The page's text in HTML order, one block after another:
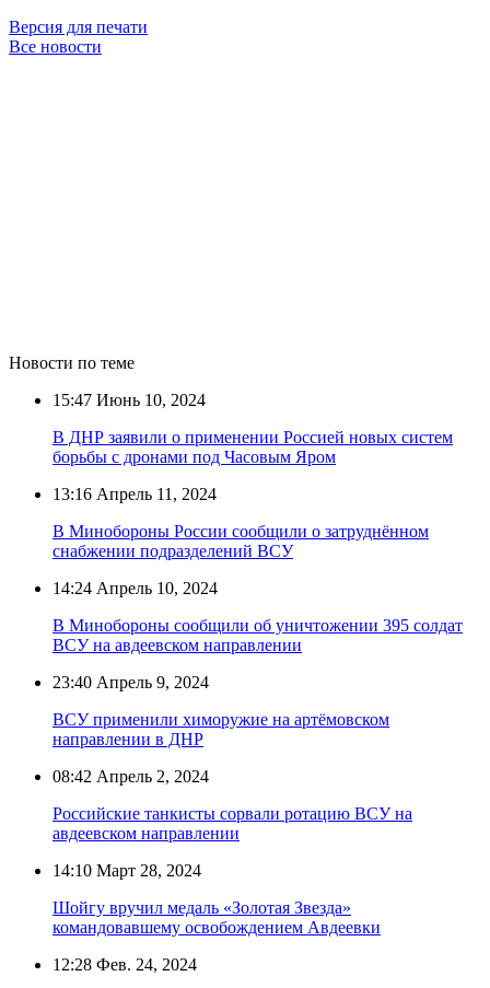
Версия для печати
Все новости
Новости по теме
15:47 Июнь 10, 2024
В ДНР заявили о применении Россией новых систем
борьбы с дронами под Часовым Яром
13:16 Апрель 11, 2024
В Минобороны России сообщили о затруднённом
снабжении подразделений ВСУ
14:24 Апрель 10, 2024
В Минобороны сообщили об уничтожении 395 солдат
ВСУ на авдеевском направлении
23:40 Апрель 9, 2024
ВСУ применили химоружие на артёмовском
направлении в ДНР
08:42 Апрель 2, 2024
Российские танкисты сорвали ротацию ВСУ на
авдеевском направлении
14:10 Март 28, 2024
Шойгу вручил медаль «Золотая Звезда»
командовавшему освобождением Авдеевки
12:28 Фев. 24, 2024